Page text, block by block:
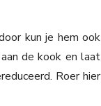
kun je hem ook
de kook en laat
Roer hier